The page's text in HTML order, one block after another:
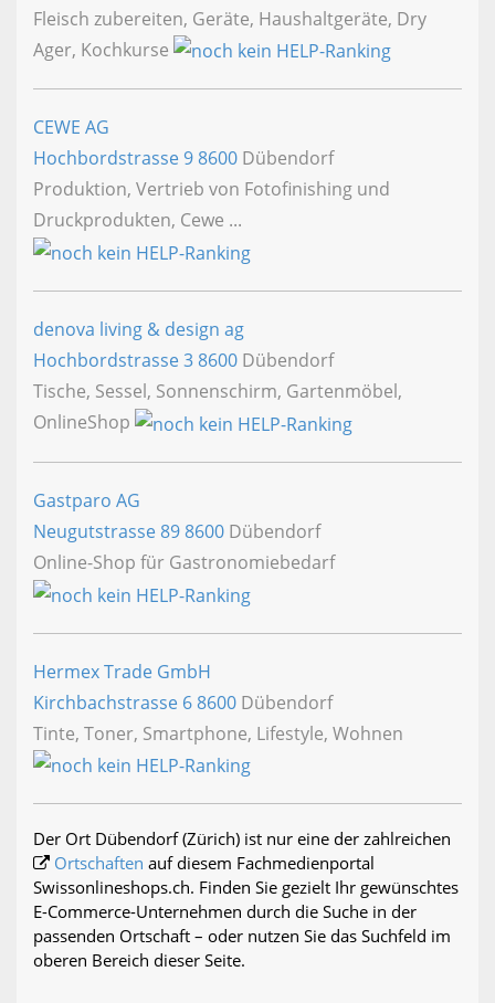
Fleisch zubereiten, Geräte, Haushaltgeräte, Dry
Ager, Kochkurse
CEWE AG
Hochbordstrasse 98600 Dübendorf
Produktion, Vertrieb von Fotofinishing und
Druckprodukten, Cewe ...
denova living & design ag
Hochbordstrasse 38600 Dübendorf
Tische, Sessel, Sonnenschirm, Gartenmöbel,
OnlineShop
Gastparo AG
Neugutstrasse 898600 Dübendorf
Online-Shop für Gastronomiebedarf
Hermex Trade GmbH
Kirchbachstrasse 68600 Dübendorf
Tinte, Toner, Smartphone, Lifestyle, Wohnen
Der Ort Dübendorf (Zürich) ist nur eine der zahlreichen
Ortschaften auf diesem Fachmedienportal
Swissonlineshops.ch. Finden Sie gezielt Ihr gewünschtes
E-Commerce-Unternehmen durch die Suche in der
passenden Ortschaft – oder nutzen Sie das Suchfeld im
oberen Bereich dieser Seite.